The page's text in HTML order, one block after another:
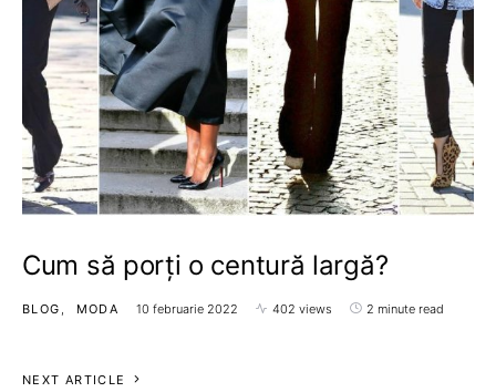
Cum să porți o centură largă?
BLOG MODA 10 februarie 2022 402 views 2 minute read
NEXT ARTICLE